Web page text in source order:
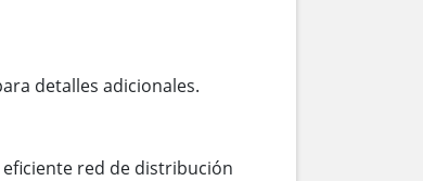
detalles adicionales.
red de distribución